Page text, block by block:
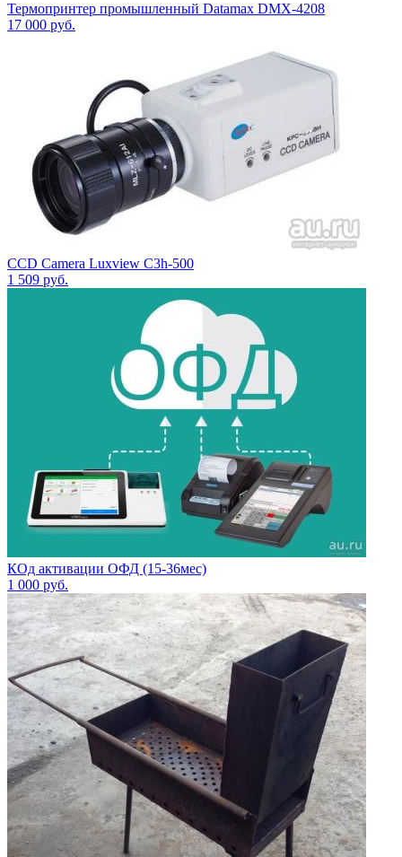
Термопринтер промышленный Datamax DMX-4208
17 000 руб.
CCD Camera Luxview C3h-500
1 509 руб.
КОд активации ОФД (15-36мес)
1 000 руб.